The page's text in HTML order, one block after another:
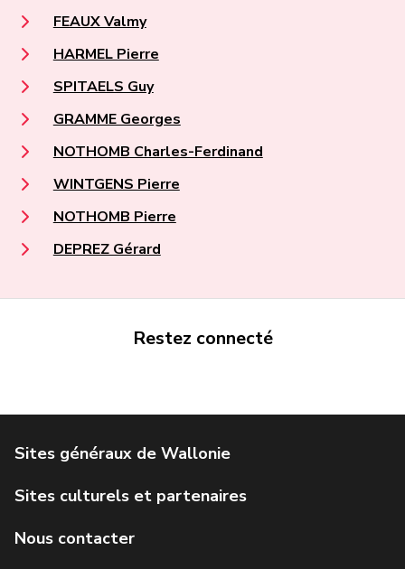
FEAUX Valmy
HARMEL Pierre
SPITAELS Guy
GRAMME Georges
NOTHOMB Charles-Ferdinand
WINTGENS Pierre
NOTHOMB Pierre
DEPREZ Gérard
Restez connecté
Service public de Wallonie
Géoportail de la Wallonie
Agence Wallonne du Patrimoine